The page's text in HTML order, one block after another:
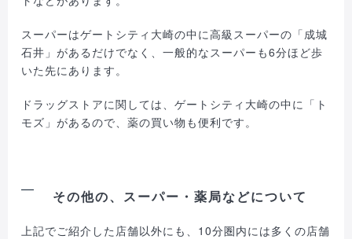
スーパーはゲートシティ大崎の中に高級スーパーの「成城
石井」があるだけでなく、一般的なスーパーも6分ほど歩
いた先にあります。
ドラッグストアに関しては、ゲートシティ大崎の中に「ト
モズ」があるので、薬の買い物も便利です。
その他の、スーパー・薬局などについて
上記でご紹介した店舗以外にも、10分圏内には多くの店舗